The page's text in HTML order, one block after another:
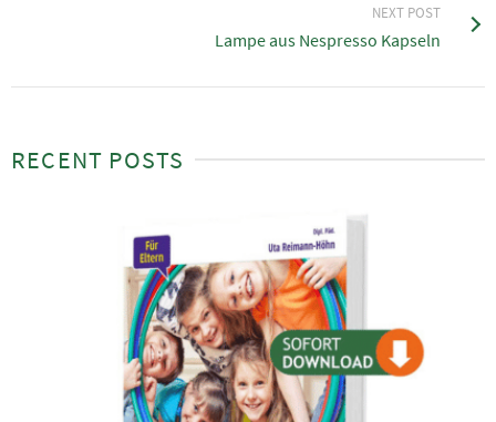
NEXT POST
Lampe aus Nespresso Kapseln
RECENT POSTS